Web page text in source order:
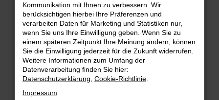
Fehler: Network Error
Beim Laden ist ein Fehler aufgetreten.
Hier sind ein paar Tipps, die dir helfen können:
Überprüfe deine Firewall und deine
Internetverbindung.
Laden andere Webseiten, zum Beispiel deine
Suchmaschine?
Kommunikation mit Ihnen zu verbessern. Wir
berücksichtigen hierbei Ihre Präferenzen und
verarbeiten Daten für Marketing und Statistiken nur,
wenn Sie uns Ihre Einwilligung geben. Wenn Sie zu
einem späteren Zeitpunkt Ihre Meinung ändern, können
Sie die Einwilligung jederzeit für die Zukunft widerrufen.
Weitere Informationen zum Umfang der
Datenverarbeitung finden Sie hier:
Datenschutzerklärung Cookie-Richtlinie
Impressum